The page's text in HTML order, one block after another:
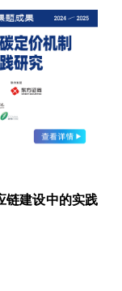
链建设中的实践